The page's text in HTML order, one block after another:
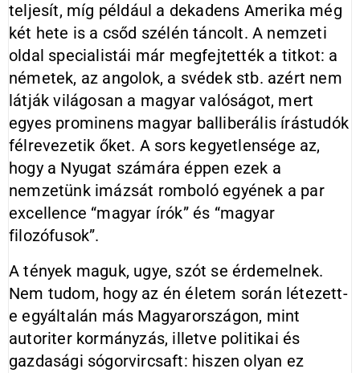
teljesít, míg például a dekadens Amerika még
két hete is a csőd szélén táncolt. A nemzeti
oldal specialistái már megfejtették a titkot: a
németek, az angolok, a svédek stb. azért nem
látják világosan a magyar valóságot, mert
egyes prominens magyar balliberális írástudók
félrevezetik őket. A sors kegyetlensége az,
hogy a Nyugat számára éppen ezek a
nemzetünk imázsát romboló egyének a par
excellence “magyar írók” és “magyar
filozófusok”.
A tények maguk, ugye, szót se érdemelnek.
Nem tudom, hogy az én életem során létezett-
e egyáltalán más Magyarországon, mint
autoriter kormányzás, illetve politikai és
gazdasági sógorvircsaft: hiszen olyan ez